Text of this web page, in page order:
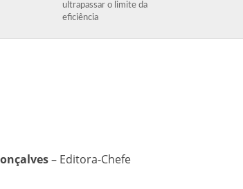
ultrapassar o limite da
eficiência
– Editora-Chefe